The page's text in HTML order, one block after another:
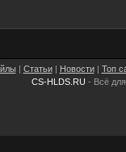
| Статьи| Новости| Топ
CS-HLDS.RU - Всё